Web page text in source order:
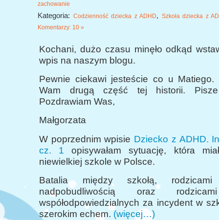
zachowanie
Kategoria: Codzienność dziecka z ADHD, Szkoła dziecka z
Komentarzy: 10 »
Kochani, dużo czasu minęło odkąd
wpis na naszym blogu.
Pewnie ciekawi jesteście co u Matiego.
Wam drugą część tej historii.
Pozdrawiam Was,
Małgorzata
W poprzednim wpisie Dziecko z ADHD.
cz. 1 opisywałam sytuację, która
niewielkiej szkole w Polsce.
Batalia między szkołą,
nadpobudliwością oraz
współodpowiedzialnych za incydent w
szerokim echem. (więcej…)